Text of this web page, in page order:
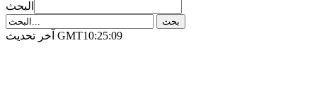
البحث
آخر تحديث GMT10:25:09